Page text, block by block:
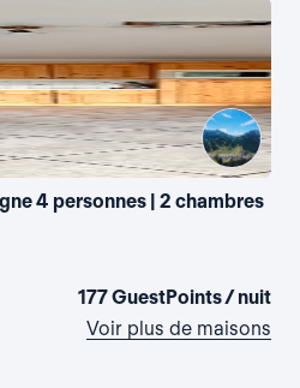
4 personnes | 2 chambres
177 GuestPoints / nuit
Voir plus de maisons